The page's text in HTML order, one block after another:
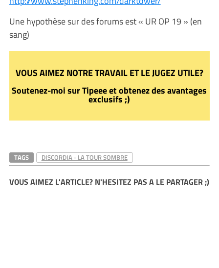
Une hypothèse sur des forums est « UR OP 19 » (en
sang)
VOUS AIMEZ NOTRE TRAVAIL ET LE JUGEZ UTILE?
Soutenez-moi sur Tipeee et obtenez des avantages
exclusifs ;)
TAGS DISCORDIA - LA TOUR SOMBRE
VOUS AIMEZ L'ARTICLE? N'HESITEZ PAS A LE PARTAGER ;)